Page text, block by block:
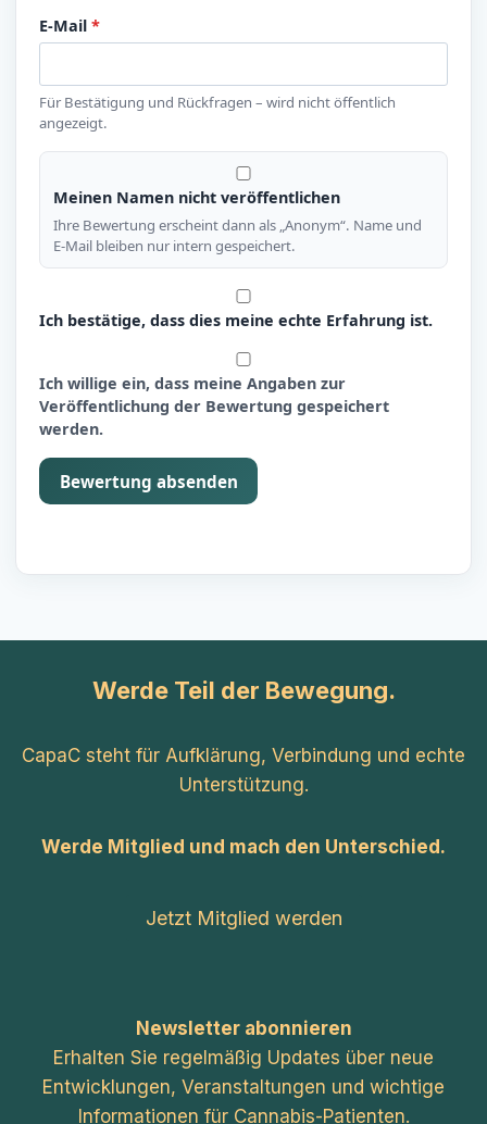
E-Mail*
Für Bestätigung und Rückfragen – wird nicht öffentlich
angezeigt.
Meinen Namen nicht veröffentlichen
Ihre Bewertung erscheint dann als „Anonym“. Name und
E-Mail bleiben nur intern gespeichert.
Ich bestätige, dass dies meine echte Erfahrung ist.
Ich willige ein, dass meine Angaben zur
Veröffentlichung der Bewertung gespeichert
werden.
Bewertung absenden
Werde Teil der Bewegung.
CapaC steht für Aufklärung, Verbindung und echte
Unterstützung.
Werde Mitglied und mach den Unterschied.
Jetzt Mitglied werden
Newsletter abonnieren
Erhalten Sie regelmäßig Updates über neue
Entwicklungen, Veranstaltungen und wichtige
Informationen für Cannabis-Patienten.